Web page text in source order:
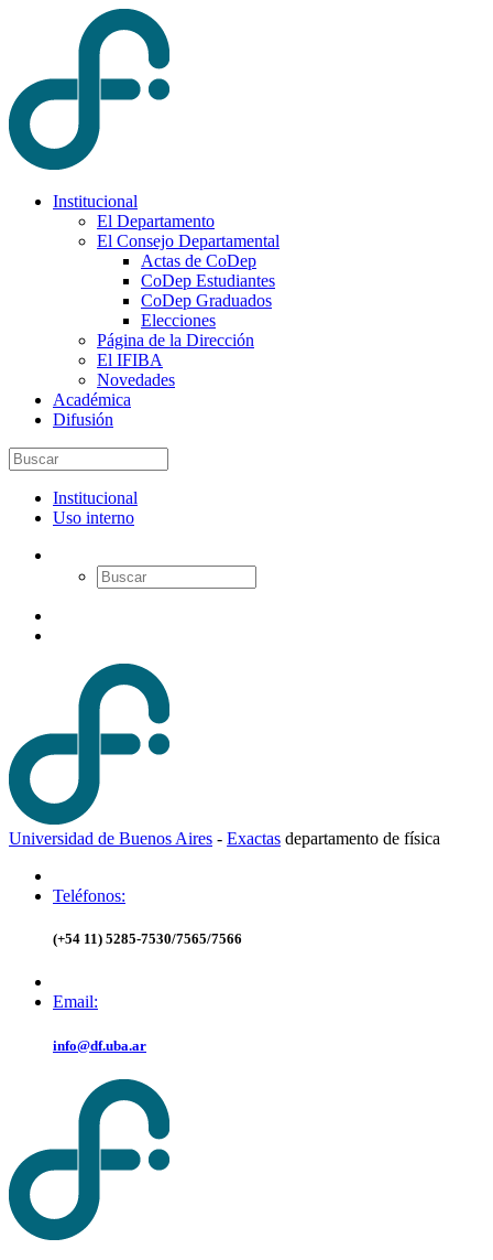
Institucional
El Departamento
El Consejo Departamental
Actas de CoDep
CoDep Estudiantes
CoDep Graduados
Elecciones
Página de la Dirección
El IFIBA
Novedades
Académica
Difusión
Institucional
Uso interno
Universidad de Buenos Aires - Exactas departamento de física
Teléfonos:
(+54 11) 5285-7530/7565/7566
Email:
info@df.uba.ar